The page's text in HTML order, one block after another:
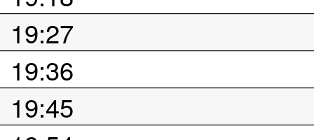
19:27
19:36
19:45